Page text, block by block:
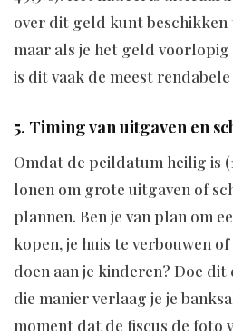
over dit geld kunt
maar als je het geld
is dit vaak de meest
5. Timing van uitgaven en
Omdat de peildatum heilig is
lonen om grote uitgaven of
plannen. Ben je van plan om
kopen, je huis te verbouwen
doen aan je kinderen? Doe dit
die manier verlaag je je
moment dat de fiscus de foto